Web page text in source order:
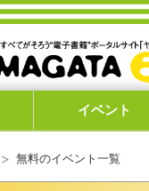
イベント
無料のイベント一覧